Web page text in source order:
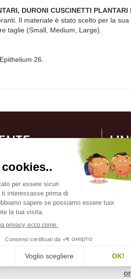
DURONI CUSCINETTI
Il materiale è stato scelto per la
taglie (Small, Medium, Large).
26.
Come